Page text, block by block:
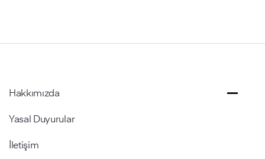
Hakkımızda
Yasal Duyurular
İletişim